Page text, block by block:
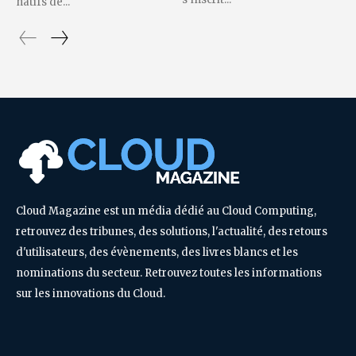
Cloud Magazine est un média dédié au Cloud Computing,
retrouvez des tribunes, des solutions, l'actualité, des retours
d'utilisateurs, des évènements, des livres blancs et les
nominations du secteur. Retrouvez toutes les informations
sur les innovations du Cloud.